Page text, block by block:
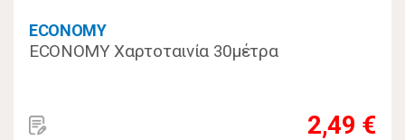
ECONOMY
ECONOMY Χαρτοταινία 30μέτρα
2,49 €